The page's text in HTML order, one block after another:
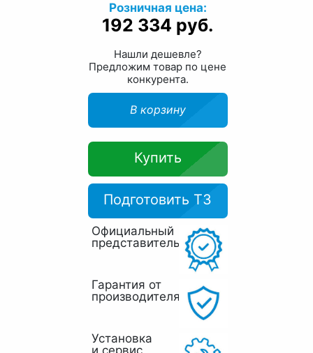
Розничная цена:
192 334 руб.
Нашли дешевле?
Предложим товар по цене
конкурента.
В корзину
Купить
Подготовить ТЗ
Официальный
представитель
Гарантия от
производителя
Установка
и сервис